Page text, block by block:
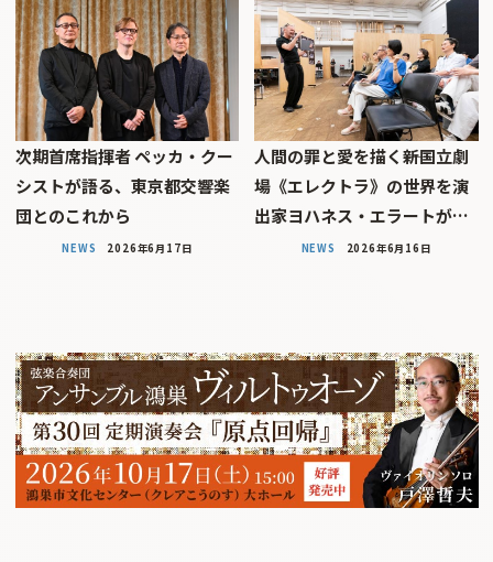
次期首席指揮者 ペッカ・クー
シストが語る、東京都交響楽
団とのこれから
NEWS 2026年6月17日
人間の罪と愛を描く――新国立劇
場《エレクトラ》の世界を演
出家ヨハネス・エラートが…
NEWS 2026年6月16日